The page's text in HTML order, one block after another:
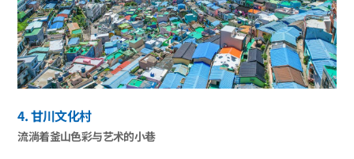
4. 甘川文化村
流淌着釜山色彩与艺术的小巷